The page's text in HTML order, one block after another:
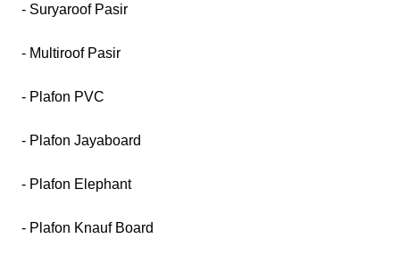
- Suryaroof Pasir
- Multiroof Pasir
- Plafon PVC
- Plafon Jayaboard
- Plafon Elephant
- Plafon Knauf Board